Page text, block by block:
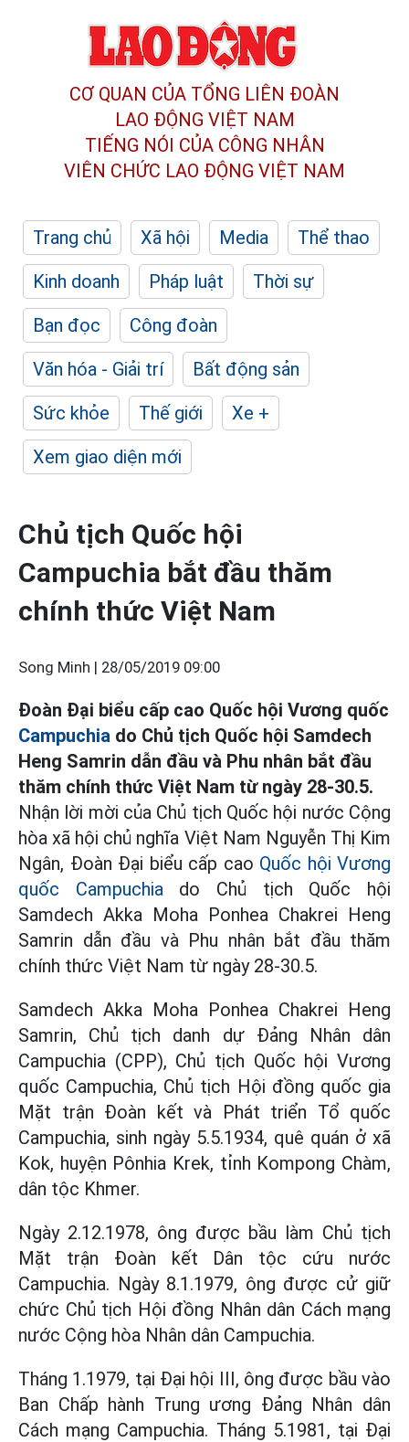
CƠ QUAN CỦA TỔNG LIÊN ĐOÀN
LAO ĐỘNG VIỆT NAM
TIẾNG NÓI CỦA CÔNG NHÂN
VIÊN CHỨC LAO ĐỘNG VIỆT NAM
Trang chủ Xã hội Media
Thể thao
Kinh doanh
Pháp luật
Thời sự
Bạn đọc
Công đoàn
Văn hóa - Giải trí
Bất động sản
Sức khỏe
Thế giới
Xe +
Xem giao diện mới
Chủ tịch Quốc hội
Campuchia bắt đầu thăm
chính thức Việt Nam
Song Minh | 28/05/2019 09:00
Đoàn Đại biểu cấp cao Quốc hội Vương quốc
Campuchia do Chủ tịch Quốc hội Samdech
Heng Samrin dẫn đầu và Phu nhân bắt đầu
thăm chính thức Việt Nam từ ngày 28-30.5.
Nhận lời mời của Chủ tịch Quốc hội nước Cộng
hòa xã hội chủ nghĩa Việt Nam Nguyễn Thị Kim
Ngân, Đoàn Đại biểu cấp cao Quốc hội Vương
quốc Campuchiado Chủ tịch Quốc hội
Samdech Akka Moha Ponhea Chakrei Heng
Samrin dẫn đầu và Phu nhân bắt đầu thăm
chính thức Việt Nam từ ngày 28-30.5.
Samdech Akka Moha Ponhea Chakrei Heng
Samrin, Chủ tịch danh dự Đảng Nhân dân
Campuchia (CPP), Chủ tịch Quốc hội Vương
quốc Campuchia, Chủ tịch Hội đồng quốc gia
Mặt trận Đoàn kết và Phát triển Tổ quốc
Campuchia, sinh ngày 5.5.1934, quê quán ở xã
Kok, huyện Pônhia Krek, tỉnh Kompong Chàm,
dân tộc Khmer.
Ngày 2.12.1978, ông được bầu làm Chủ tịch
Mặt trận Đoàn kết Dân tộc cứu nước
Campuchia. Ngày 8.1.1979, ông được cử giữ
chức Chủ tịch Hội đồng Nhân dân Cách mạng
nước Cộng hòa Nhân dân Campuchia.
Tháng 1.1979, tại Đại hội III, ông được bầu vào
Ban Chấp hành Trung ương Đảng Nhân dân
Cách mạng Campuchia. Tháng 5.1981, tại Đại